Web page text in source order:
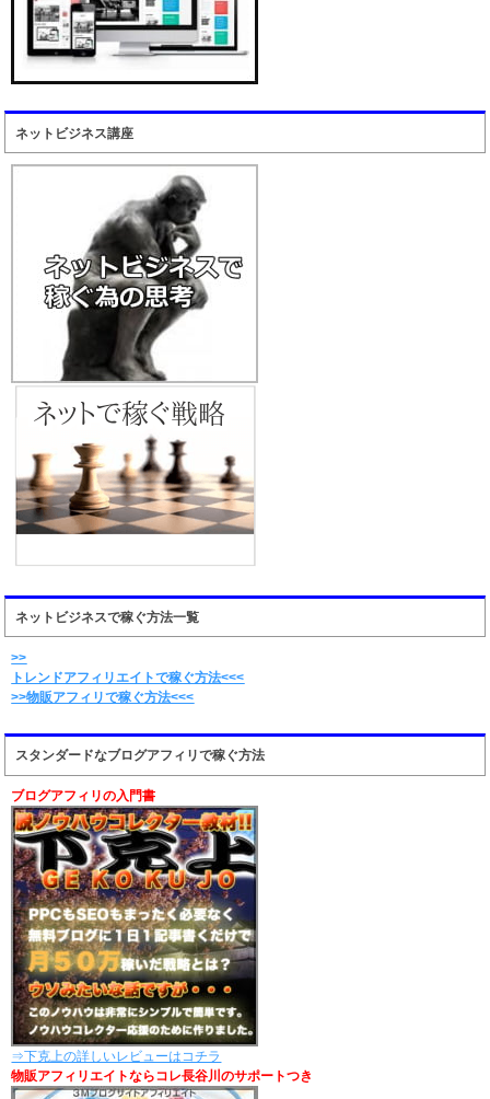
ネットビジネス講座
ネットビジネスで稼ぐ方法一覧
>>
トレンドアフィリエイトで稼ぐ方法<<<
>>物販アフィリで稼ぐ方法<<<
スタンダードなブログアフィリで稼ぐ方法
ブログアフィリの入門書
⇒下克上の詳しいレビューはコチラ
物販アフィリエイトならコレ長谷川のサポートつき